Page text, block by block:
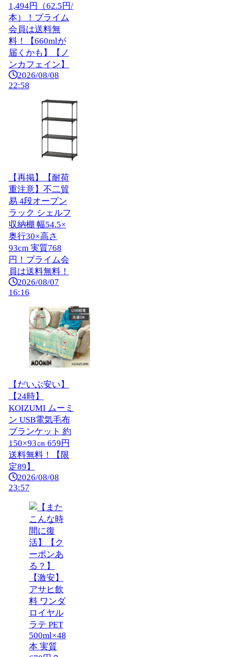
1,494円（62.5円/
本）！プライム
会員は送料無
料！【660mlが
届くかも】【ノ
ンカフェイン】
2026/08/08
22:58
【再掲】【耐荷
重注意】不二貿
易 4段オープン
ラック シェルフ
収納棚 幅54.5×
奥行30×高さ
93cm 実質768
円！プライム会
員は送料無料！
2026/08/07
16:16
【だいぶ安い】
【24時】
KOIZUMI ムーミ
ン USB電気毛布
ブランケット 約
150×93㎝ 659円
送料無料！【限
定89】
2026/08/08
23:57